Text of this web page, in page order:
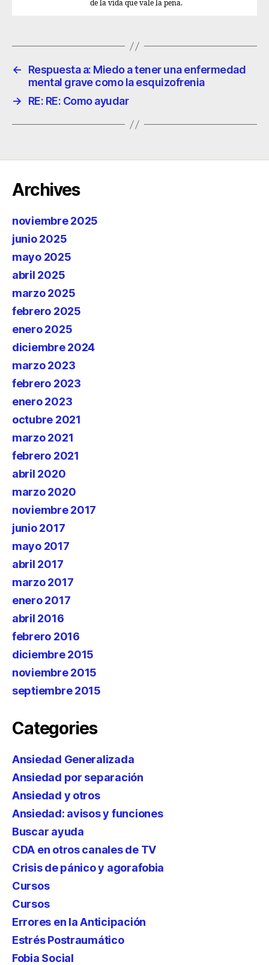
de la vida que vale la pena.
←
Respuesta a: Miedo a tener una enfermedad
mental grave como la esquizofrenia
→
RE: RE: Como ayudar
Archives
noviembre 2025
junio 2025
mayo 2025
abril 2025
marzo 2025
febrero 2025
enero 2025
diciembre 2024
marzo 2023
febrero 2023
enero 2023
octubre 2021
marzo 2021
febrero 2021
abril 2020
marzo 2020
noviembre 2017
junio 2017
mayo 2017
abril 2017
marzo 2017
enero 2017
abril 2016
febrero 2016
diciembre 2015
noviembre 2015
septiembre 2015
Categories
Ansiedad Generalizada
Ansiedad por separación
Ansiedad y otros
Ansiedad: avisos y funciones
Buscar ayuda
CDA en otros canales de TV
Crisis de pánico y agorafobia
Cursos
Cursos
Errores en la Anticipación
Estrés Postraumático
Fobia Social